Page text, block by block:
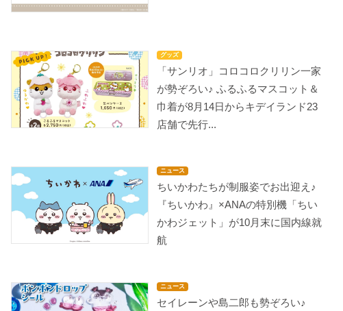
グッズ
「サンリオ」コロコロクリリン一家
が勢ぞろい♪ ふるふるマスコット＆
巾着が8月14日からキデイランド23
店舗で先行...
ニュース
ちいかわたちが制服姿でお出迎え♪
『ちいかわ』×ANAの特別機「ちい
かわジェット」が10月末に国内線就
航
ニュース
セイレーンや島二郎も勢ぞろい♪